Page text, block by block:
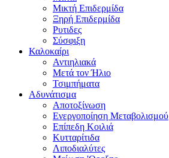
Μικτή Επιδερμίδα
Ξηρή Επιδερμίδα
Ρυτιδες
Σύσφιξη
Καλοκαίρι
Αντιηλιακά
Μετά τον Ήλιο
Τσιμπήματα
Αδυνάτισμα
Αποτοξίνωση
Ενεργοποίηση Μεταβολισμού
Επίπεδη Κοιλιά
Κυτταρίτιδα
Λιποδιαλύτες